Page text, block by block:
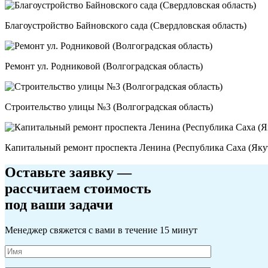
Благоустройство Байновского сада (Свердловская область)
Ремонт ул. Родниковой (Волгоградская область)
Строительство улицы №3 (Волгоградская область)
Капитальный ремонт проспекта Ленина (Республика Саха
Оставьте заявку—
рассчитаем стоимость
под ваши задачи
Менеджер свяжется с вами в течение 15 минут